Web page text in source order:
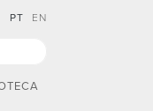
PT EN